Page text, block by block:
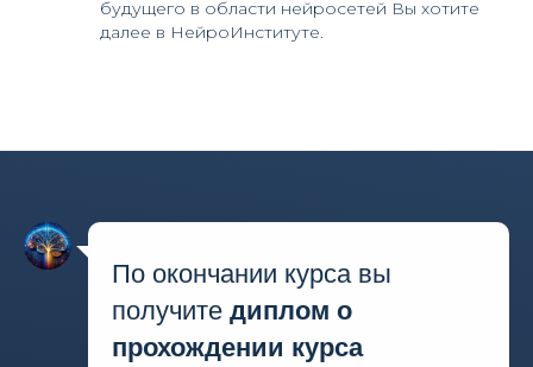
будущего в области нейросетей Вы хотите
далее в НейроИнституте.
По окончании курса вы
получите диплом о
прохождении курса